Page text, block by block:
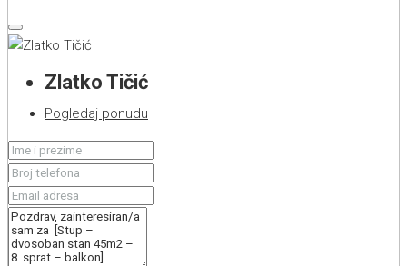
Zlatko Tičić
Pogledaj ponudu